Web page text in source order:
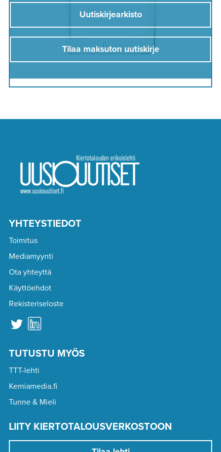
Uutiskirjearkisto
Tilaa maksuton uutiskirje
YHTEYSTIEDOT
Toimitus
Mediamyynti
Ota yhteyttä
Käyttöehdot
Rekisteriseloste
TUTUSTU MYÖS
TTT-lehti
Kemiamedia.fi
Tunne & Mieli
LIITY KIERTOTALOUSVERKOSTOON